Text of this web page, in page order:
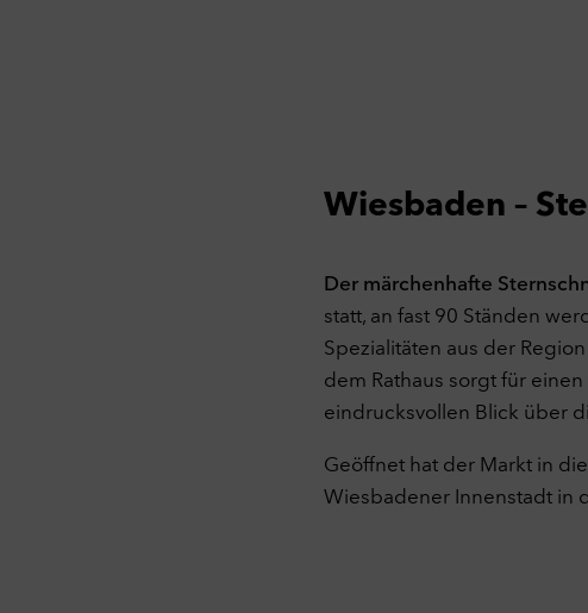
Wiesbaden –
Der märchenhafte
statt, an fast 90 Ständen
Spezialitäten aus der
dem Rathaus sorgt für
eindrucksvollen Blick über
Geöffnet hat der Markt in
Wiesbadener Innenstadt in
Hier
Weitere
Technisch
sichere
Cookies